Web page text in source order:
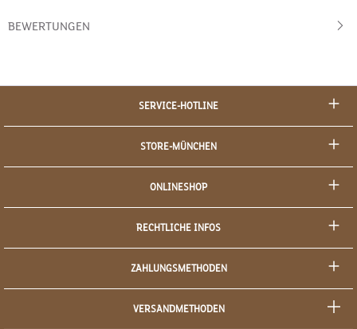
BEWERTUNGEN
SERVICE-HOTLINE
STORE-MÜNCHEN
ONLINESHOP
RECHTLICHE INFOS
ZAHLUNGSMETHODEN
VERSANDMETHODEN